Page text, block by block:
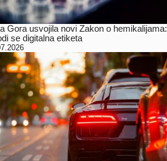
Gora usvojila novi Zakon o hemikalijama:
se digitalna etiketa